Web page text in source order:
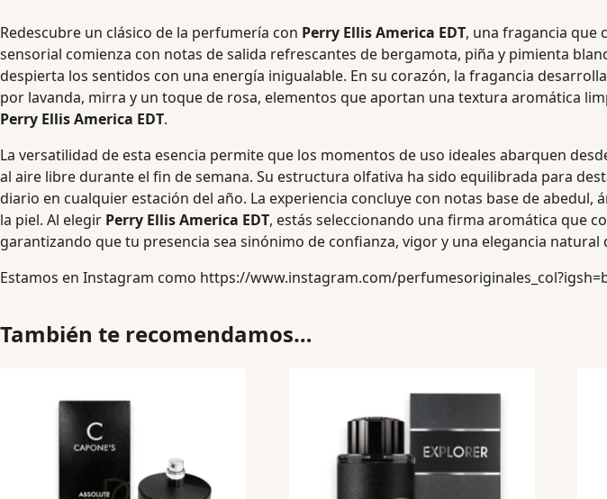
Redescubre un clásico de la perfumería con Perry Ellis America EDT, una fragancia que
sensorial comienza con notas de salida refrescantes de bergamota, piña y pimienta
despierta los sentidos con una energía inigualable. En su corazón, la fragancia
por lavanda, mirra y un toque de rosa, elementos que aportan una textura aromática
Perry Ellis America EDT.
La versatilidad de esta esencia permite que los momentos de uso ideales abarquen
al aire libre durante el fin de semana. Su estructura olfativa ha sido equilibrada para
diario en cualquier estación del año. La experiencia concluye con notas base de
la piel. Al elegir Perry Ellis America EDT, estás seleccionando una firma aromática que
garantizando que tu presencia sea sinónimo de confianza, vigor y una elegancia natural
Estamos en Instagram como https://www.instagram.com/
También te recomendamos…